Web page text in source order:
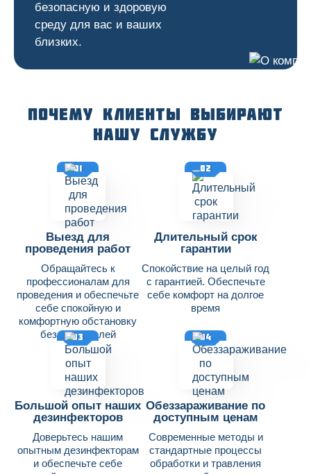
безопасную и здоровую
среду для вас и ваших
близких.
Почему клиенты выбирают
нашу службу
01
Выезд для
проведения работ
Обращайтесь к
профессионалам для
проведения и обеспечьте
себе спокойную и
комфортную обстановку
без вредителей
02
Длительный срок
гарантии
Спокойствие на целый год
с гарантией. Обеспечьте
себе комфорт на долгое
время
03
Большой опыт наших
дезинфекторов
Доверьтесь нашим
опытным дезинфекторам
и обеспечьте себе
04
Обеззараживание по
доступным ценам
Современные методы и
стандартные процессы
обработки и травления